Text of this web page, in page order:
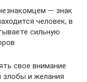
— знак
человек, в
сильную
свое внимание
злобы и желания